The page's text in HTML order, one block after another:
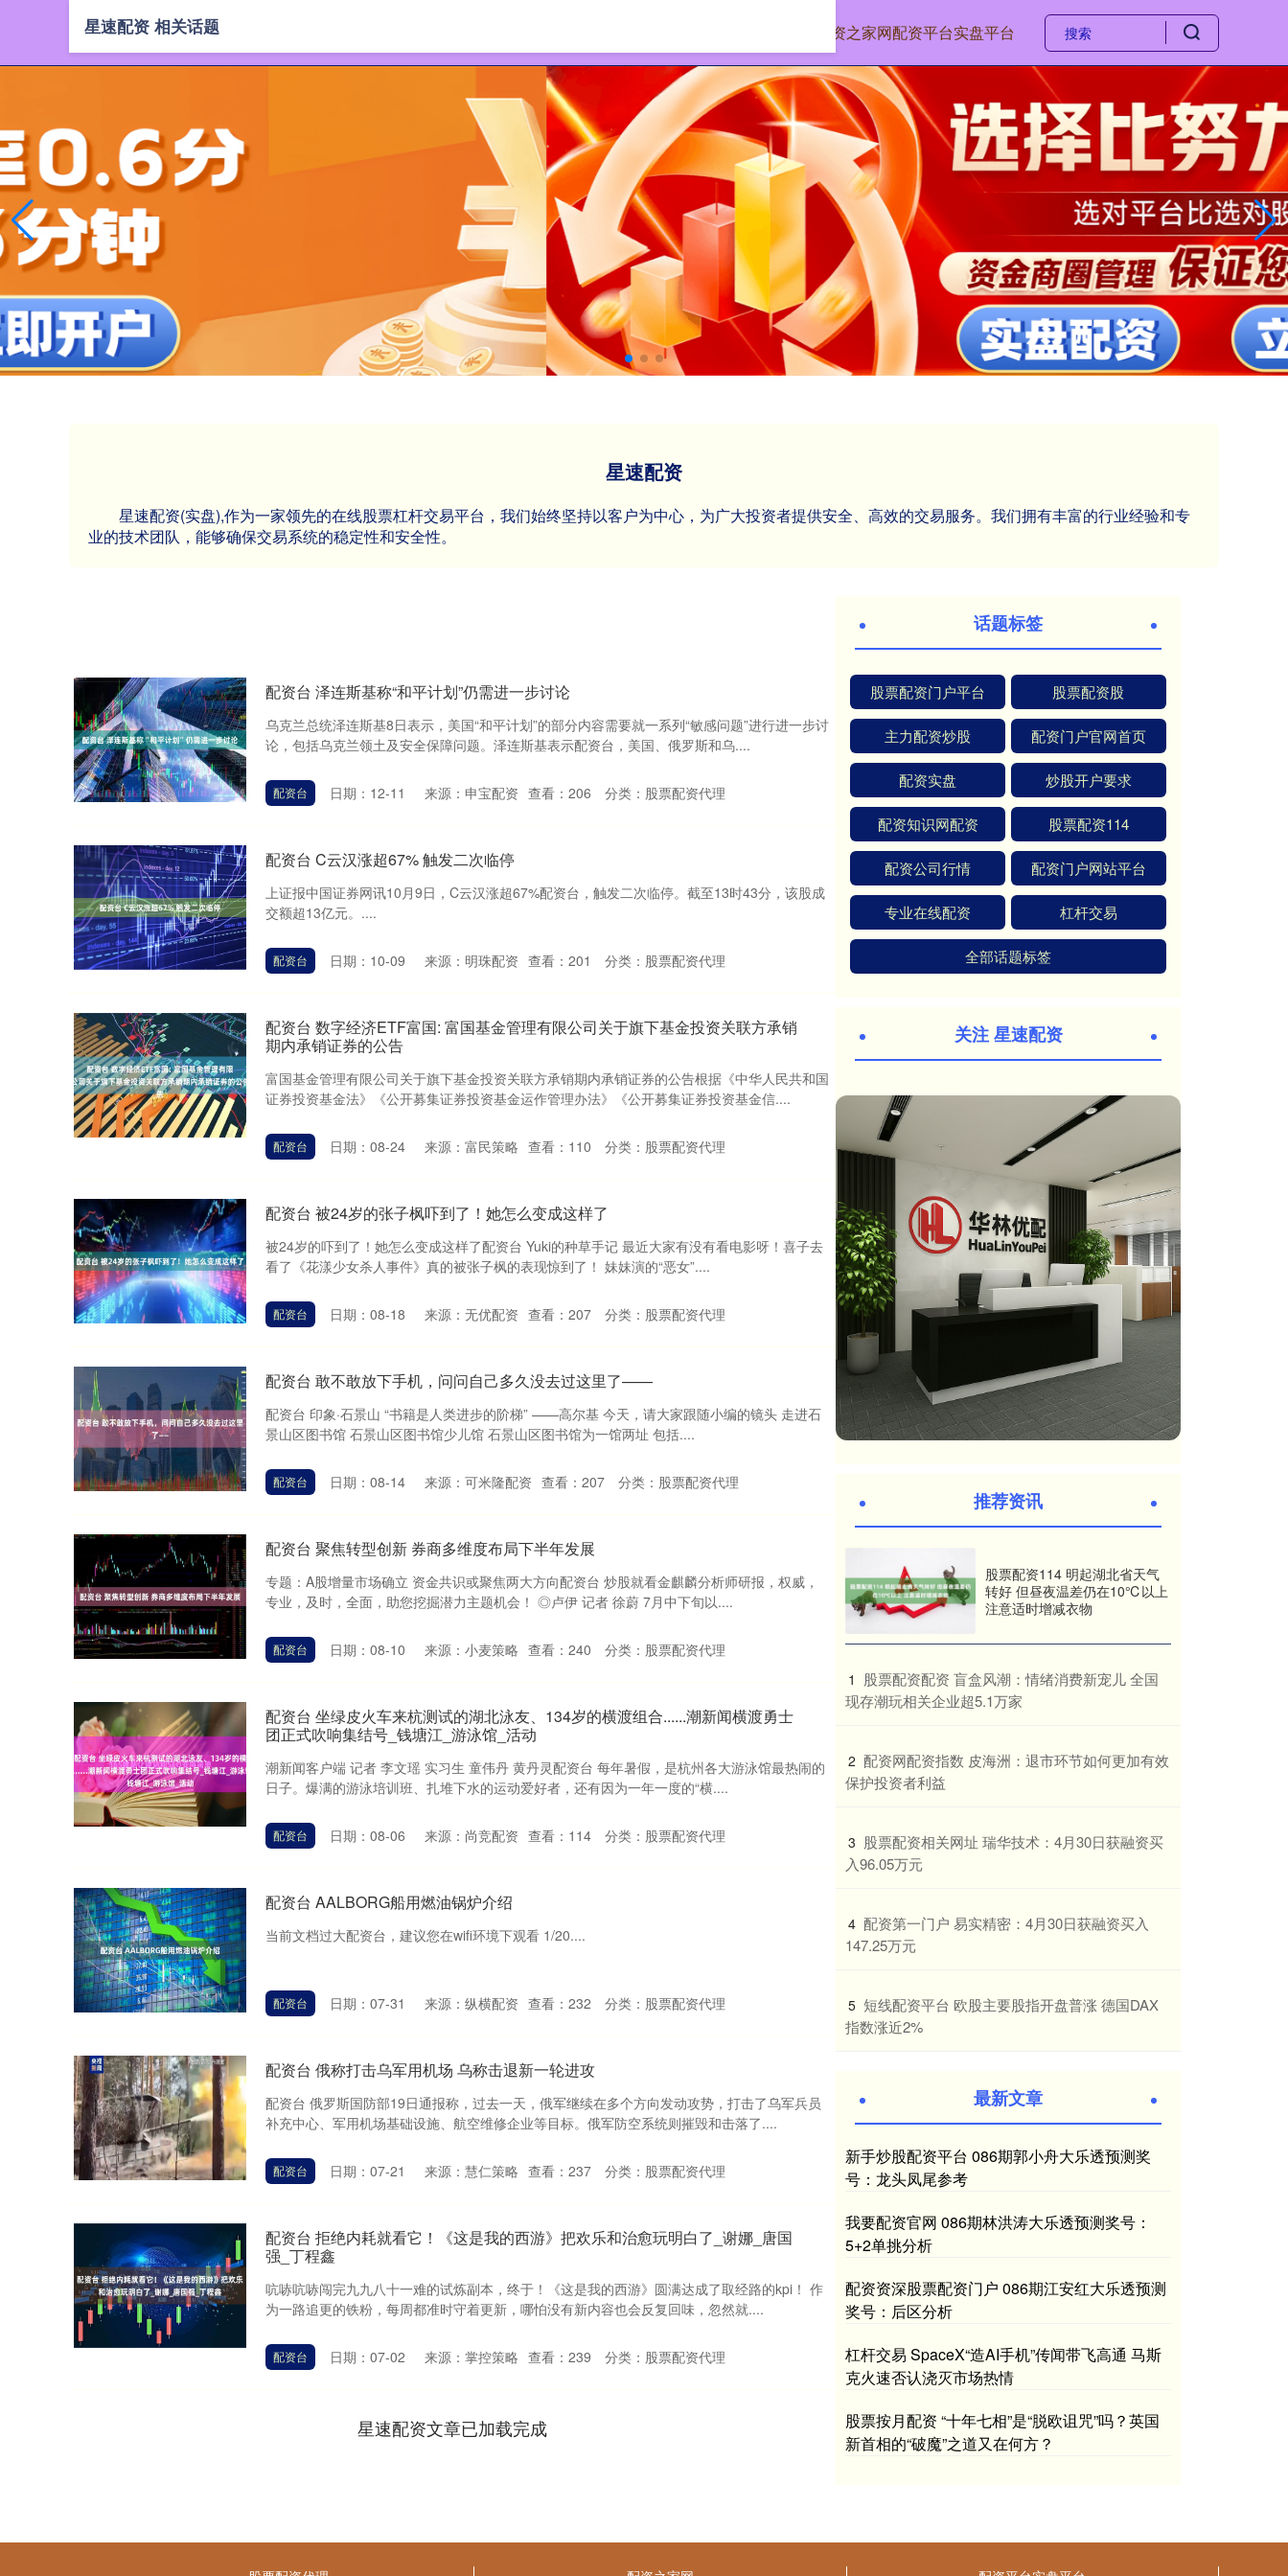
配资之家网配资平台实盘平台
星速配资
星速配资(实盘),作为一家领先的在线股票杠杆交易平台，我们始终坚持以客户为中心，为广大投资者提供安全、高效的交易服务。我们拥有丰富的行业经验和专
业的技术团队，能够确保交易系统的稳定性和安全性。
星速配资 相关话题
配资台 泽连斯基称“和平计划”仍需进一步讨论
乌克兰总统泽连斯基8日表示，美国“和平计划”的部分内容需要就一系列“敏感问题”进行进一步讨
论，包括乌克兰领土及安全保障问题。泽连斯基表示配资台，美国、俄罗斯和乌....
配资台 日期：12-11 来源：申宝配资 查看： 206 分类： 股票配资代理
配资台 C云汉涨超67% 触发二次临停
上证报中国证券网讯10月9日，C云汉涨超67%配资台，触发二次临停。截至13时43分，该股成
交额超13亿元。....
配资台 日期：10-09 来源：明珠配资 查看： 201 分类： 股票配资代理
配资台 数字经济ETF富国: 富国基金管理有限公司关于旗下基金投资关联方承销
期内承销证券的公告
富国基金管理有限公司关于旗下基金投资关联方承销期内承销证券的公告根据《中华人民共和国
证券投资基金法》《公开募集证券投资基金运作管理办法》《公开募集证券投资基金信....
配资台 日期：08-24 来源：富民策略 查看： 110 分类： 股票配资代理
配资台 被24岁的张子枫吓到了！她怎么变成这样了
被24岁的吓到了！她怎么变成这样了配资台 Yuki的种草手记 最近大家有没有看电影呀！喜子去
看了《花漾少女杀人事件》真的被张子枫的表现惊到了！ 妹妹演的“恶女”....
配资台 日期：08-18 来源：无优配资 查看： 207 分类： 股票配资代理
配资台 敢不敢放下手机，问问自己多久没去过这里了——
配资台 印象·石景山 “书籍是人类进步的阶梯” ——高尔基 今天，请大家跟随小编的镜头 走进石
景山区图书馆 石景山区图书馆少儿馆 石景山区图书馆为一馆两址 包括....
配资台 日期：08-14 来源：可米隆配资 查看： 207 分类： 股票配资代理
配资台 聚焦转型创新 券商多维度布局下半年发展
专题：A股增量市场确立 资金共识或聚焦两大方向配资台 炒股就看金麒麟分析师研报，权威，
专业，及时，全面，助您挖掘潜力主题机会！ ◎卢伊 记者 徐蔚 7月中下旬以....
配资台 日期：08-10 来源：小麦策略 查看： 240 分类： 股票配资代理
配资台 坐绿皮火车来杭测试的湖北泳友、134岁的横渡组合......潮新闻横渡勇士
团正式吹响集结号_钱塘江_游泳馆_活动
潮新闻客户端 记者 李文瑶 实习生 童伟丹 黄丹灵配资台 每年暑假，是杭州各大游泳馆最热闹的
日子。爆满的游泳培训班、扎堆下水的运动爱好者，还有因为一年一度的“横....
配资台 日期：08-06 来源：尚竞配资 查看： 114 分类： 股票配资代理
配资台 AALBORG船用燃油锅炉介绍
当前文档过大配资台，建议您在wifi环境下观看 1/20....
配资台 日期：07-31 来源：纵横配资 查看： 232 分类： 股票配资代理
配资台 俄称打击乌军用机场 乌称击退新一轮进攻
配资台 俄罗斯国防部19日通报称，过去一天，俄军继续在多个方向发动攻势，打击了乌军兵员
补充中心、军用机场基础设施、航空维修企业等目标。俄军防空系统则摧毁和击落了....
配资台 日期：07-21 来源：慧仁策略 查看： 237 分类： 股票配资代理
配资台 拒绝内耗就看它！《这是我的西游》把欢乐和治愈玩明白了_谢娜_唐国
强_丁程鑫
吭哧吭哧闯完九九八十一难的试炼副本，终于！《这是我的西游》圆满达成了取经路的kpi！ 作
为一路追更的铁粉，每周都准时守着更新，哪怕没有新内容也会反复回味，忽然就....
配资台 日期：07-02 来源：掌控策略 查看： 239 分类： 股票配资代理
星速配资文章已加载完成
话题标签
股票配资门户平台 股票配资股
主力配资炒股 配资门户官网首页
配资实盘 炒股开户要求
配资知识网配资 股票配资114
配资公司行情 配资门户网站平台
专业在线配资 杠杆交易
全部话题标签
关注 星速配资
推荐资讯
股票配资114 明起湖北省天气
转好 但昼夜温差仍在10℃以上
注意适时增减衣物
1 ​股票配资配资 盲盒风潮：情绪消费新宠儿 全国
现存潮玩相关企业超5.1万家
2 ​配资网配资指数 皮海洲：退市环节如何更加有效
保护投资者利益
3 ​股票配资相关网址 瑞华技术：4月30日获融资买
入96.05万元
4 ​配资第一门户 易实精密：4月30日获融资买入
147.25万元
5 ​短线配资平台 欧股主要股指开盘普涨 德国DAX
指数涨近2%
最新文章
新手炒股配资平台 086期郭小舟大乐透预测奖
号：龙头凤尾参考
我要配资官网 086期林洪涛大乐透预测奖号：
5+2单挑分析
配资资深股票配资门户 086期江安红大乐透预测
奖号：后区分析
杠杆交易 SpaceX“造AI手机”传闻带飞高通 马斯
克火速否认浇灭市场热情
股票按月配资 “十年七相”是“脱欧诅咒”吗？英国
新首相的“破魔”之道又在何方？